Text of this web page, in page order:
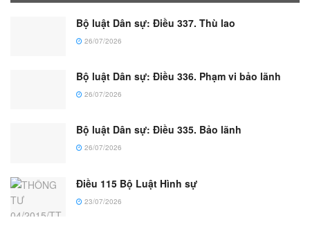
Bộ luật Dân sự: Điều 337. Thù lao
26/07/2026
Bộ luật Dân sự: Điều 336. Phạm vi bảo lãnh
26/07/2026
Bộ luật Dân sự: Điều 335. Bảo lãnh
26/07/2026
Điều 115 Bộ Luật Hình sự
23/07/2026